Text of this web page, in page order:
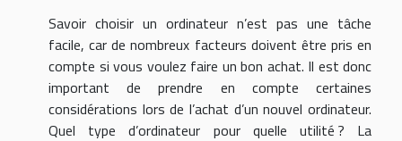
Savoir choisir un ordinateur n’est pas une tâche
facile, car de nombreux facteurs doivent être pris en
compte si vous voulez faire un bon achat. Il est donc
important de prendre en compte certaines
considérations lors de l’achat d’un nouvel ordinateur.
Quel type d’ordinateur pour quelle utilité ? La